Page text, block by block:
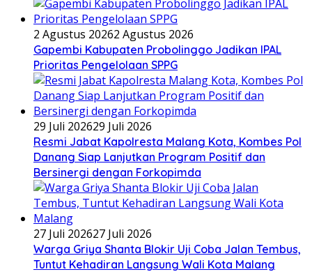
2 Agustus 20262 Agustus 2026
Gapembi Kabupaten Probolinggo Jadikan IPAL
Prioritas Pengelolaan SPPG
29 Juli 202629 Juli 2026
Resmi Jabat Kapolresta Malang Kota, Kombes Pol
Danang Siap Lanjutkan Program Positif dan
Bersinergi dengan Forkopimda
27 Juli 202627 Juli 2026
Warga Griya Shanta Blokir Uji Coba Jalan Tembus,
Tuntut Kehadiran Langsung Wali Kota Malang